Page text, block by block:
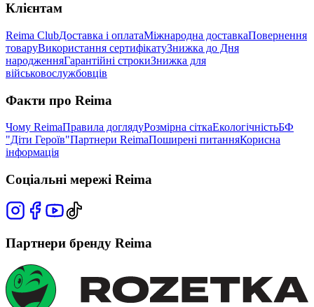
Клієнтам
Reima ClubДоставка і оплатаМіжнародна доставкаПовернення
товаруВикористання сертифікатуЗнижка до Дня
народженняГарантійні строкиЗнижка для
військовослужбовців
Факти про Reima
Чому ReimaПравила доглядуРозмірна сіткаЕкологічністьБФ
"Діти Героїв"Партнери ReimaПоширені питанняКорисна
інформація
Соціальні мережі Reima
Партнери бренду Reima